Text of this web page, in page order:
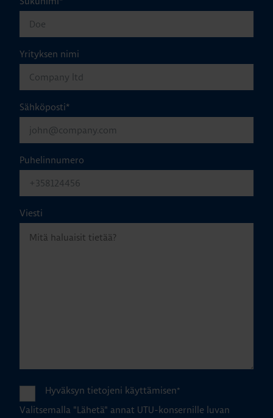
Yrityksen nimi
Sähköposti*
Puhelinnumero
Viesti
Hyväksyn tietojeni käyttämisen*
Valitsemalla "Lähetä" annat UTU-konsernille luvan